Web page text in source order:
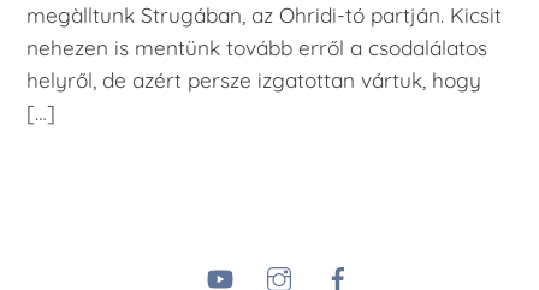
megàlltunk Strugában, az Ohridi-tó partján. Kicsit
nehezen is mentünk tovább erről a csodalálatos
helyről, de azért persze izgatottan vártuk, hogy
[…]
YouTube Instagram